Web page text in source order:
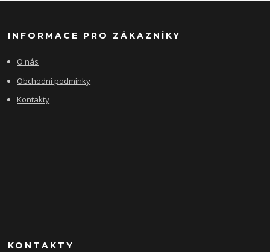
INFORMACE PRO ZÁKAZNÍKY
O nás
Obchodní podmínky
Kontakty
KONTAKTY